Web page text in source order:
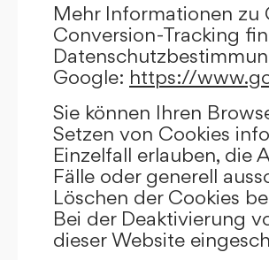
Mehr Informationen zu
Conversion-Tracking
Google: https://
Sie können Ihren
Setzen von Cookies
Einzelfall erlauben, die
Fälle oder generell
Löschen der Cookies
Bei der Deaktivierung
dieser Website